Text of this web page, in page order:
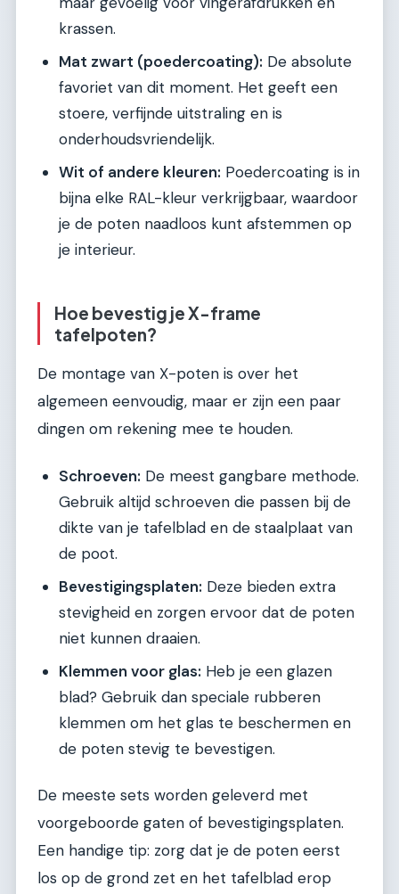
krassen.
Mat zwart (poedercoating): De absolute
favoriet van dit moment. Het geeft een
stoere, verfijnde uitstraling en is
onderhoudsvriendelijk.
Wit of andere kleuren: Poedercoating is in
bijna elke RAL-kleur verkrijgbaar, waardoor
je de poten naadloos kunt afstemmen op
je interieur.
Hoe bevestig je X-frame
tafelpoten?
De montage van X-poten is over het
algemeen eenvoudig, maar er zijn een paar
dingen om rekening mee te houden.
Schroeven: De meest gangbare methode.
Gebruik altijd schroeven die passen bij de
dikte van je tafelblad en de staalplaat van
de poot.
Bevestigingsplaten: Deze bieden extra
stevigheid en zorgen ervoor dat de poten
niet kunnen draaien.
Klemmen voor glas: Heb je een glazen
blad? Gebruik dan speciale rubberen
klemmen om het glas te beschermen en
de poten stevig te bevestigen.
De meeste sets worden geleverd met
voorgeboorde gaten of bevestigingsplaten.
Een handige tip: zorg dat je de poten eerst
los op de grond zet en het tafelblad erop